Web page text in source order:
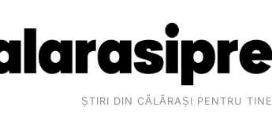
ȘTIRI DIN CĂLĂRAȘI PENTRU TINE